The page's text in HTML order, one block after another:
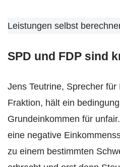
Leistungen selbst
SPD und FDP sind
Jens Teutrine, Sprecher
Fraktion, hält ein
Grundeinkommen für
eine negative
zu einem bestimmten